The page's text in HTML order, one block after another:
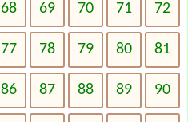
68 69 70 71 72
77 78 79 80 81
86 87 88 89 90